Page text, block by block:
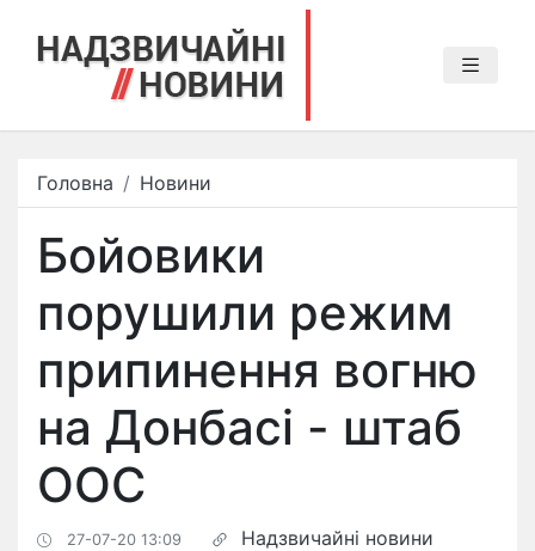
Головна Новини
Бойовики
порушили режим
припинення вогню
на Донбасі - штаб
ООС
27-07-20 13:09 Надзвичайні новини